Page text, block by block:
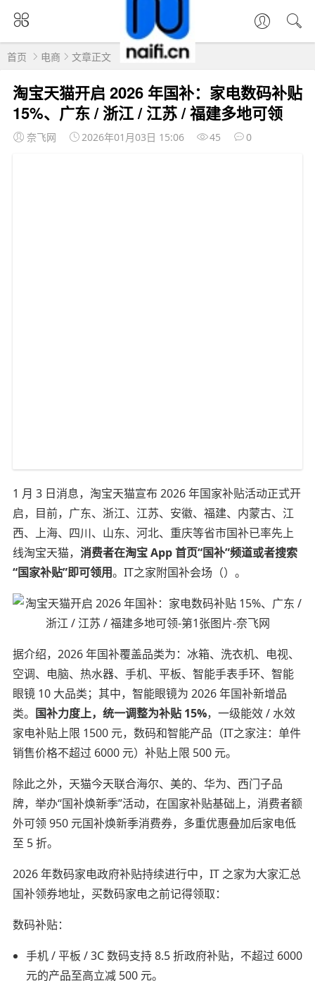
首页 电商 文章正文
淘宝天猫开启 2026 年国补：家电数码补贴
15%、广东 / 浙江 / 江苏 / 福建多地可领
奈飞网 2026年01月03日 15:06 45 0
1 月 3 日消息，淘宝天猫宣布 2026 年国家补贴活动正式开
启，目前，广东、浙江、江苏、安徽、福建、内蒙古、江
西、上海、四川、山东、河北、重庆等省市国补已率先上
线淘宝天猫， 消费者在淘宝 App 首页“国补”频道或者搜索
“国家补贴”即可领用。IT之家附国补会场（）。
据介绍，2026 年国补覆盖品类为：冰箱、洗衣机、电视、
空调、电脑、热水器、手机、平板、智能手表手环、智能
眼镜 10 大品类；其中，智能眼镜为 2026 年国补新增品
类。 国补力度上，统一调整为补贴 15%，一级能效 / 水效
家电补贴上限 1500 元，数码和智能产品（IT之家注：单件
销售价格不超过 6000 元）补贴上限 500 元。
除此之外，天猫今天联合海尔、美的、华为、西门子品
牌，举办“国补焕新季”活动，在国家补贴基础上，消费者额
外可领 950 元国补焕新季消费券，多重优惠叠加后家电低
至 5 折。
2026 年数码家电政府补贴持续进行中，IT 之家为大家汇总
国补领券地址，买数码家电之前记得领取：
数码补贴：
手机 / 平板 / 3C 数码支持 8.5 折政府补贴，不超过 6000
元的产品至高立减 500 元。